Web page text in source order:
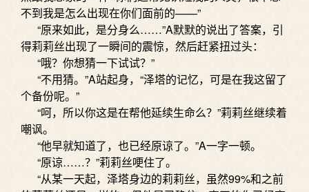
不到我是怎么出现在你们面前的——”
“原来如此，是分身么……”A默默的说出了答案，引
得莉莉丝出现了一瞬间的震惊，然后赶紧扭过头：
“哦？你想猜一下试试？”
“不用猜。”A站起身，“泽塔的记忆，可是在我这留了
个备份呢。”
“呵，所以你这是在帮他延续生命么？”莉莉丝继续着
嘲讽。
“他早就知道了，也已经原谅了。”A一字一顿。
“原谅……？”莉莉丝哽住了。
“从某一天起，泽塔身边的莉莉丝，虽然99%和之前